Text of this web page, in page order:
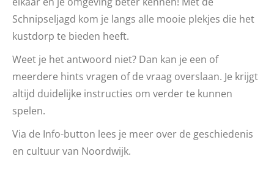
Schnipseljagd kom je langs alle mooie plekjes die het
kustdorp te bieden heeft.
Weet je het antwoord niet? Dan kan je een of
meerdere hints vragen of de vraag overslaan. Je krijgt
altijd duidelijke instructies om verder te kunnen
spelen.
Via de Info-button lees je meer over de geschiedenis
en cultuur van Noordwijk.